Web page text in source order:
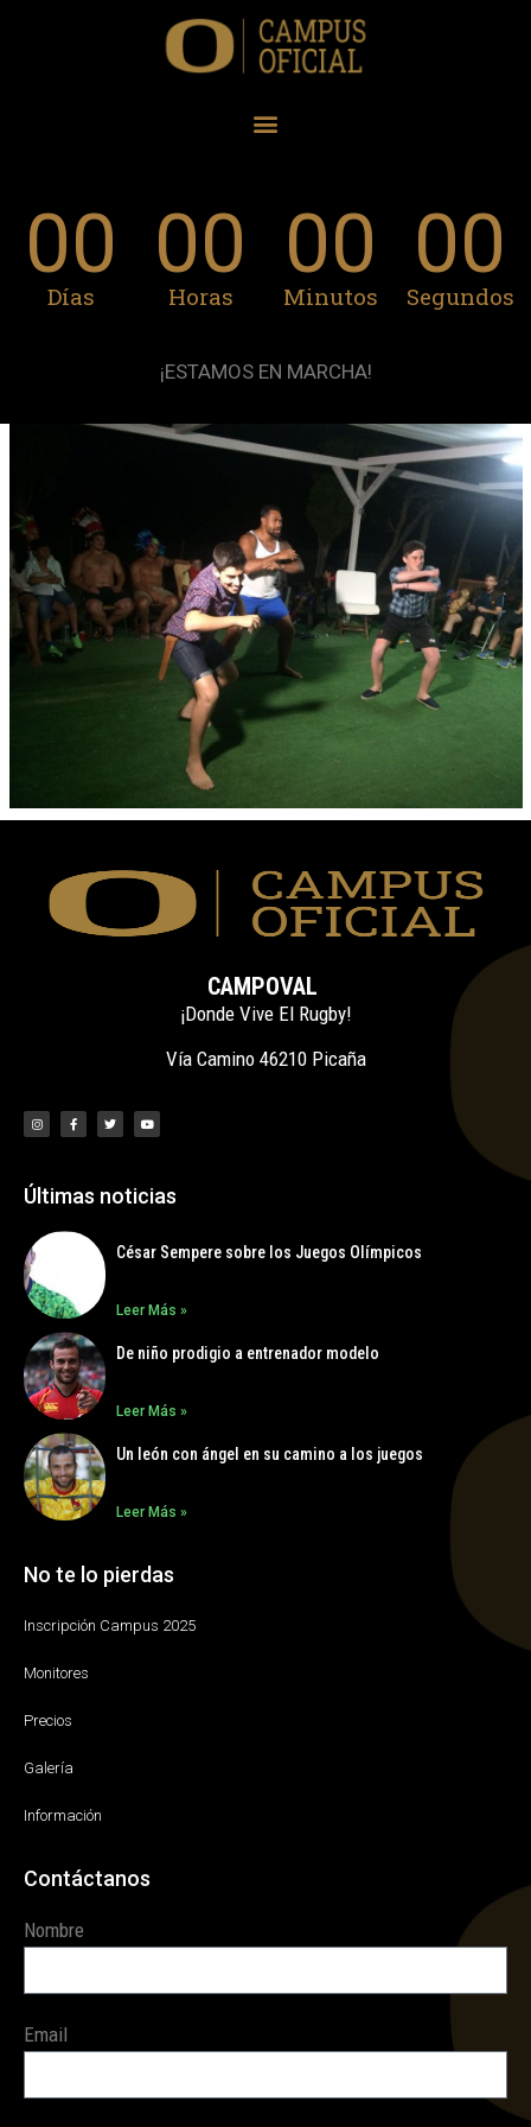
00
Días
00
Horas
00
Minutos
00
Segundos
¡ESTAMOS EN MARCHA!
CAMPOVAL
¡Donde Vive El Rugby!
Vía Camino 46210 Picaña
Últimas noticias
César Sempere sobre los Juegos Olímpicos
Leer Más »
De niño prodigio a entrenador modelo
Leer Más »
Un león con ángel en su camino a los juegos
Leer Más »
No te lo pierdas
Inscripción Campus 2025
Monitores
Precios
Galería
Información
Contáctanos
Nombre
Email